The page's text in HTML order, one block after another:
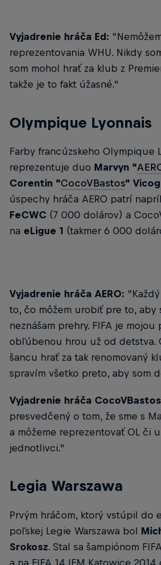
Vyjadrenie hráča Ed:
reprezentovania WHU. Nikdy
som mohol hrať za klub z
takže je to fakt úžasné."
Olympique Lyonnais
Farby francúzskeho Olympique
reprezentuje duo Marvyn "
Corentin "CocoVBastos"
úspechy hráča AERO patrí
FeCWC (7 000 dolárov) a
na eLigue 1 (takmer 6 000
Vyjadrenie hráča AERO:
to, čo môžem urobiť pre to, aby
neznášam prehry. FIFA je mojou
obľúbenou hrou už od detstva.
šancu hrať za tak renomovaný
spravím všetko preto, aby som
Vyjadrenie hráča
presvedčený o tom, že sme s
a môžeme reprezentovať OL či
jednotlivci."
Legia Warszawa
Prvým hráčom, ktorý vstúpil do
poľskej Legie Warszawa bol
Srokosz. Stal sa šampiónom
a na FIFA 14 IEM Katowice 2014